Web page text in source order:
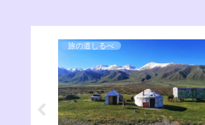
旅の道しるべ
＃173 フランスからイタリア
へ！経由地のモナコ半日観光
【モナコ】